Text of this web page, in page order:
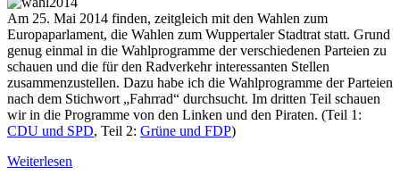
Am 25. Mai 2014 finden, zeitgleich mit den Wahlen zum
Europaparlament, die Wahlen zum Wuppertaler Stadtrat statt. Grund
genug einmal in die Wahlprogramme der verschiedenen Parteien zu
schauen und die für den Radverkehr interessanten Stellen
zusammenzustellen. Dazu habe ich die Wahlprogramme der Parteien
nach dem Stichwort „Fahrrad“ durchsucht. Im dritten Teil schauen
wir in die Programme von den Linken und den Piraten. (Teil 1:
CDU und SPD, Teil 2: Grüne und FDP)
Weiterlesen